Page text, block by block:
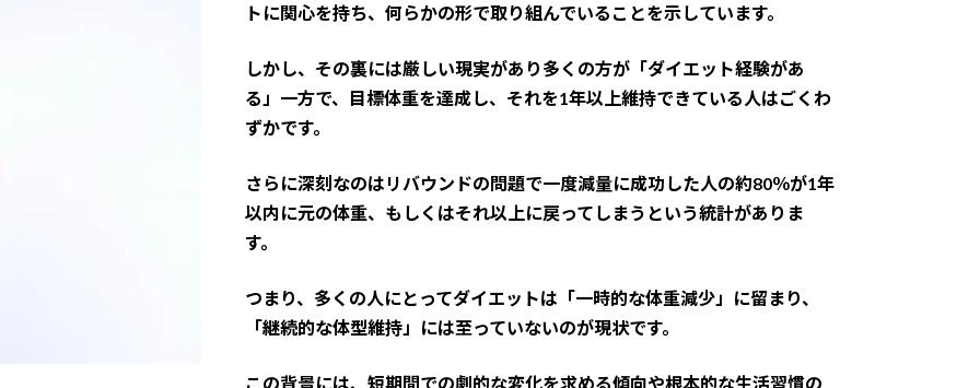
トに関心を持ち、何らかの形で取り組んでいることを示しています。
しかし、その裏には厳しい現実があり多くの方が「ダイエット経験があ
る」一方で、目標体重を達成し、それを1年以上維持できている人はごくわ
ずかです。
さらに深刻なのはリバウンドの問題で一度減量に成功した人の約80％が1年
以内に元の体重、もしくはそれ以上に戻ってしまうという統計がありま
す。
つまり、多くの人にとってダイエットは「一時的な体重減少」に留まり、
「継続的な体型維持」には至っていないのが現状です。
この背景には、短期間での劇的な変化を求める傾向や根本的な生活習慣の